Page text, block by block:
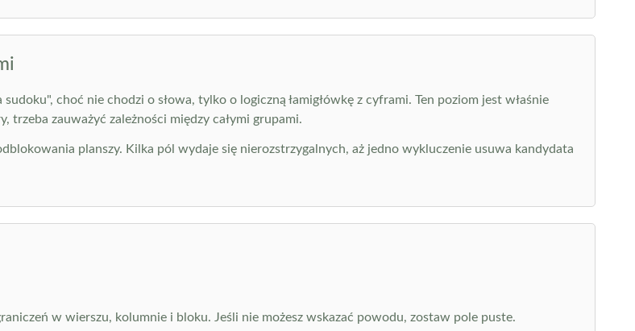
choć nie chodzi o słowa, tylko o logiczną łamigłówkę z cyframi. Ten poziom jest właśnie
zauważyć zależności między całymi grupami.
planszy. Kilka pól wydaje się nierozstrzygalnych, aż jedno wykluczenie usuwa kandydata
w wierszu, kolumnie i bloku. Jeśli nie możesz wskazać powodu, zostaw pole puste.